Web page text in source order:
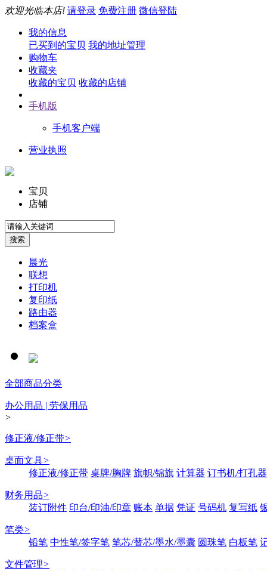
欢迎光临本店! 请登录 免费注册 微信登陆
我的信息
已买到的宝贝 我的地址管理
购物车
收藏夹
收藏的宝贝 收藏的店铺
手机版
手机客户端
营业执照
宝贝
店铺
晨光
联想
打印机
复印纸
路由器
档案盒
全部商品分类
办公用品 | 劳保用品
>
修正液/修正带>
桌面文具>
修正液/修正带 桌牌/胸牌 旗帜/锦旗 计算器 订书机/打孔器
财务用品>
装订附件 印台/印油/印章 账本 单据 凭证 号码机 复写纸
笔类>
铅笔 中性笔/签字笔 笔芯/替芯/墨水/墨囊 圆珠笔 白板笔
文件管理>